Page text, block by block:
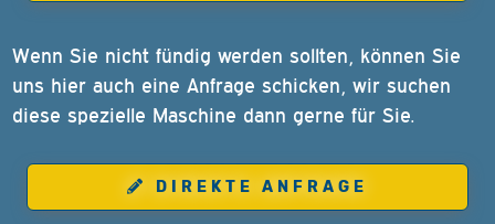
Wenn Sie nicht fündig werden sollten, können Sie
uns hier auch eine Anfrage schicken, wir suchen
diese spezielle Maschine dann gerne für Sie.
DIREKTE ANFRAGE